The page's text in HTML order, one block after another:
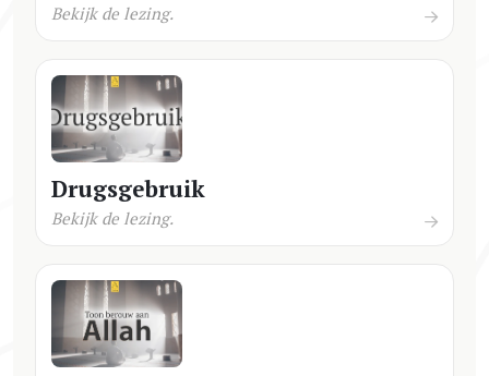
Bekijk de lezing.
Drugsgebruik
Bekijk de lezing.